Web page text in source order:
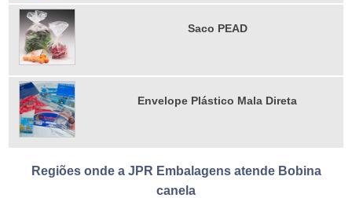
Saco PEAD
Envelope Plástico Mala Direta
Regiões onde a JPR Embalagens atende Bobina
canela